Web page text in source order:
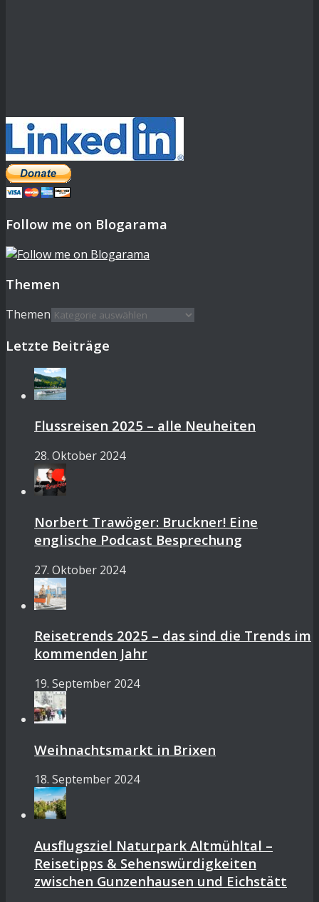
Follow me on Blogarama
Themen
Themen
Letzte Beiträge
Flussreisen 2025 – alle Neuheiten
28. Oktober 2024
Norbert Trawöger: Bruckner! Eine
englische Podcast Besprechung
27. Oktober 2024
Reisetrends 2025 – das sind die Trends im
kommenden Jahr
19. September 2024
Weihnachtsmarkt in Brixen
18. September 2024
Ausflugsziel Naturpark Altmühltal –
Reisetipps & Sehenswürdigkeiten
zwischen Gunzenhausen und Eichstätt